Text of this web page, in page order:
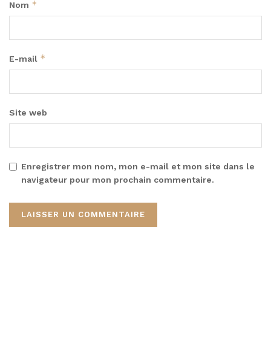
Nom *
E-mail *
Site web
Enregistrer mon nom, mon e-mail et mon site dans le
navigateur pour mon prochain commentaire.